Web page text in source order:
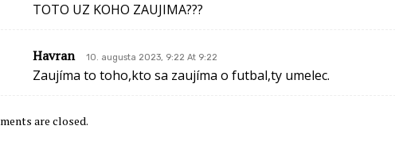
TOTO UZ KOHO ZAUJIMA???
Havran 10. augusta 2023, 9:22 At 9:22
Zaujíma to toho,kto sa zaujíma o futbal,ty umelec.
are closed.